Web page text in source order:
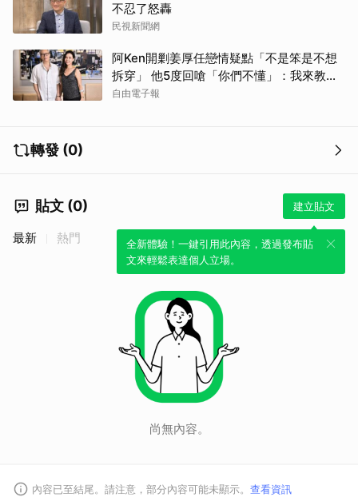
不忍了怒轟
民視新聞網
阿Ken開剿姜厚任戀情疑點「不是笨是不想
拆穿」 他5度回嗆「你們不懂」：我來教育
你們
自由電子報
轉發 (0)
貼文 (0) 建立貼文
全新體驗！一鍵引用此內容，透過發布貼
文來輕鬆表達個人立場。
最新 熱門
尚無內容。
內容已至結尾。請注意，部分內容可能未顯示。 查看資訊